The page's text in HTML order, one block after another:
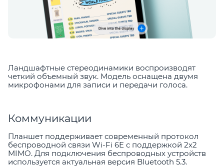
Ландшафтные стереодинамики воспроизводят
четкий объемный звук. Модель оснащена двумя
микрофонами для записи и передачи голоса.
Коммуникации
Планшет поддерживает современный протокол
беспроводной связи Wi-Fi 6E с поддержкой 2х2
MIMO. Для подключения беспроводных устройств
используется актуальная версия Bluetooth 5.3.